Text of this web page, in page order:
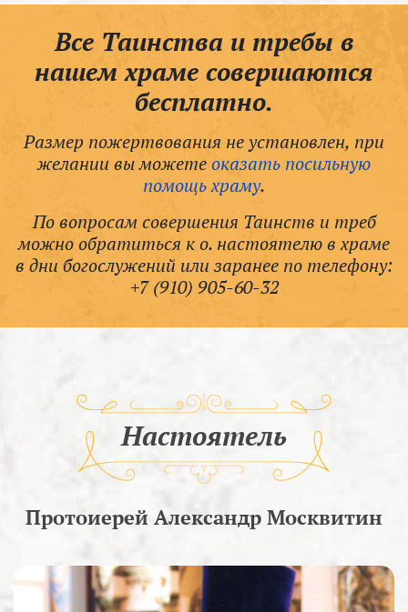
Все Таинства и требы в
нашем храме совершаются
бесплатно.
Размер пожертвования не установлен, при
желании вы можетеоказать посильную
помощь храму.
По вопросам совершения Таинств и треб
можно обратиться к о. настоятелю в храме
в дни богослужений или заранее по телефону:
+7 (910) 905-60-32
Настоятель
Протоиерей Александр Москвитин